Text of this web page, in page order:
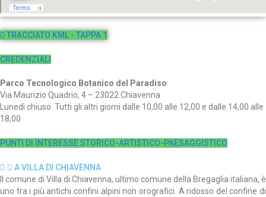
TRACCIATO KML - TAPPA 1
CREDENZIALI
Parco Tecnologico Botanico del Paradiso
Via Maurizio Quadrio, 4 – 23022 Chiavenna
Lunedì chiuso. Tutti gli altri giorni dalle 10,00 alle 12,00 e dalle 14,00 alle
18,00
PUNTI DI INTERESSE STORICO-ARTISTICO-PAESAGGISTICO
A VILLA DI CHIAVENNA
Il comune di Villa di Chiavenna, ultimo comune della Bregaglia italiana, è
uno tra i più antichi confini alpini non orografici. A ridosso del confine di